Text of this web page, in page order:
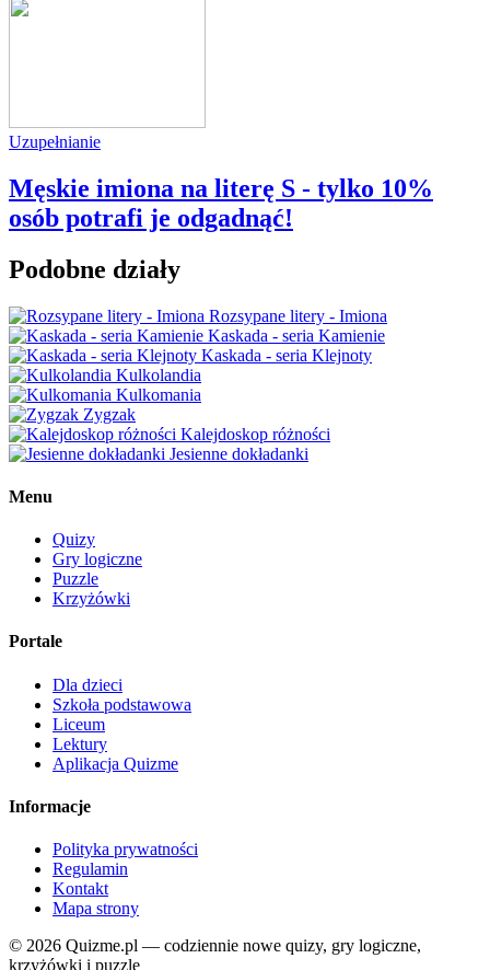
Uzupełnianie
Męskie imiona na literę S - tylko 10%
osób potrafi je odgadnąć!
Podobne działy
Rozsypane litery - Imiona
Kaskada - seria Kamienie
Kaskada - seria Klejnoty
Kulkolandia
Kulkomania
Zygzak
Kalejdoskop różności
Jesienne dokładanki
Menu
Quizy
Gry logiczne
Puzzle
Krzyżówki
Portale
Dla dzieci
Szkoła podstawowa
Liceum
Lektury
Aplikacja Quizme
Informacje
Polityka prywatności
Regulamin
Kontakt
Mapa strony
© 2026 Quizme.pl — codziennie nowe quizy, gry logiczne,
krzyżówki i puzzle